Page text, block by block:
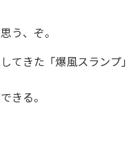
う、ぞ。
てきた「爆風スランプ
きる。